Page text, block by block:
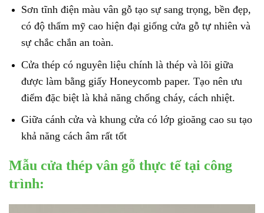
Sơn tĩnh điện màu vân gỗ tạo sự sang trọng, bền đẹp,
có độ thẩm mỹ cao hiện đại giống cửa gỗ tự nhiên và
sự chắc chắn an toàn.
Cửa thép có nguyên liệu chính là thép và lõi giữa
được làm bằng giấy Honeycomb paper. Tạo nên ưu
điểm đặc biệt là khả năng chống cháy, cách nhiệt.
Giữa cánh cửa và khung cửa có lớp gioăng cao su tạo
khả năng cách âm rất tốt
Mẫu cửa thép vân gỗ thực tế tại công
trình: